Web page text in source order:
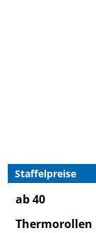
Staffelpreise
ab 40
Thermorollen